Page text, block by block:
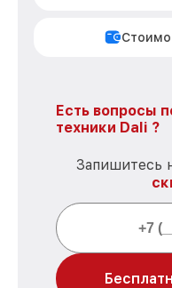
Есть вопросы
техники Dali ?
Запишитесь